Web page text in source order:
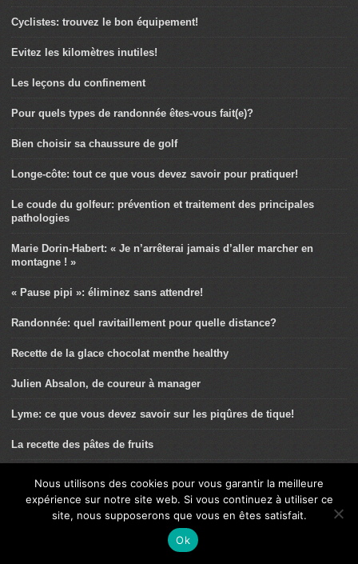
Cyclistes: trouvez le bon équipement!
Evitez les kilomètres inutiles!
Les leçons du confinement
Pour quels types de randonnée êtes-vous fait(e)?
Bien choisir sa chaussure de golf
Longe-côte: tout ce que vous devez savoir pour pratiquer!
Le coude du golfeur: prévention et traitement des principales
pathologies
Marie Dorin-Habert: « Je n’arrêterai jamais d’aller marcher en
montagne ! »
« Pause pipi »: éliminez sans attendre!
Randonnée: quel ravitaillement pour quelle distance?
Recette de la glace chocolat menthe healthy
Julien Absalon, de coureur à manager
Lyme: ce que vous devez savoir sur les piqûres de tique!
La recette des pâtes de fruits
Commotion cérébrale: recommandations dans la pratique du
cyclisme
Recette de la tarte au chocolat et aux framboises veggie
Nous utilisons des cookies pour vous garantir la meilleure
expérience sur notre site web. Si vous continuez à utiliser ce
site, nous supposerons que vous en êtes satisfait.
Ok